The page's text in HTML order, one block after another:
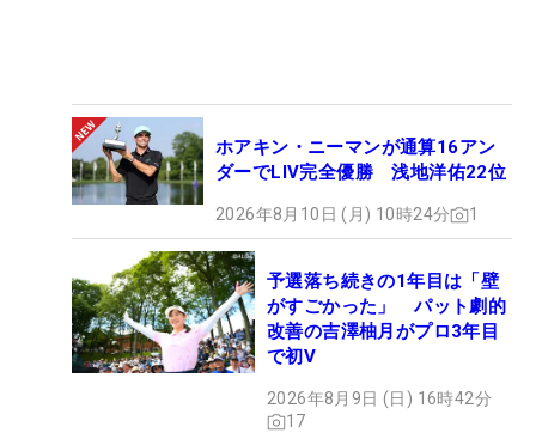
ホアキン・ニーマンが通算16アン
ダーでLIV完全優勝 浅地洋佑22位
2026年8月10日 (月) 10時24分 1
予選落ち続きの1年目は「壁
がすごかった」 パット劇的
改善の吉澤柚月がプロ3年目
で初V
2026年8月9日 (日) 16時42分
17